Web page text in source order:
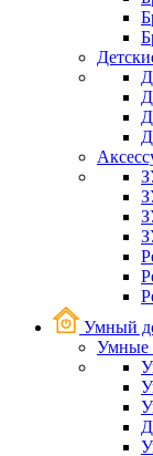
Умный
Умные